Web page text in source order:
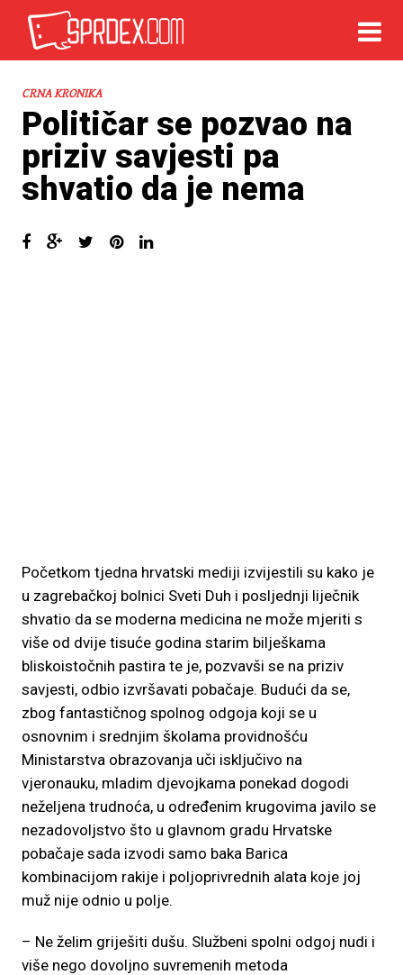
CRNA KRONIKA
Političar se pozvao na
priziv savjesti pa
shvatio da je nema
Početkom tjedna hrvatski mediji izvijestili su kako je
u zagrebačkoj bolnici Sveti Duh i posljednji liječnik
shvatio da se moderna medicina ne može mjeriti s
više od dvije tisuće godina starim bilješkama
bliskoistočnih pastira te je, pozvavši se na priziv
savjesti, odbio izvršavati pobačaje. Budući da se,
zbog fantastičnog spolnog odgoja koji se u
osnovnim i srednjim školama providnošću
Ministarstva obrazovanja uči isključivo na
vjeronauku, mladim djevojkama ponekad dogodi
neželjena trudnoća, u određenim krugovima javilo se
nezadovoljstvo što u glavnom gradu Hrvatske
pobačaje sada izvodi samo baka Barica
kombinacijom rakije i poljoprivrednih alata koje joj
muž nije odnio u polje.
– Ne želim griješiti dušu. Službeni spolni odgoj nudi i
više nego dovoljno suvremenih metoda